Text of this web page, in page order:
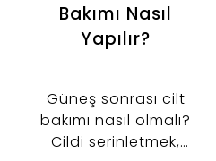
Bakımı Nasıl
Yapılır?
Güneş sonrası cilt
bakımı nasıl olmalı?
Cildi serinletmek,